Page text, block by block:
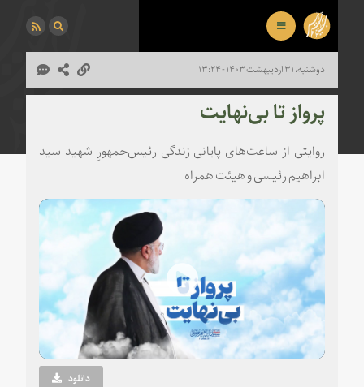
دوشنبه، ۳۱ اردیبهشت ۱۴۰۳ - ۱۳:۲۴
پرواز تا بی‌نهایت
روایتی از ساعت‌های پایانی زندگی رئیس‌جمهورِ شهید سید
ابراهیم رئیسی و هیئت همراه
Play
Video دانلود